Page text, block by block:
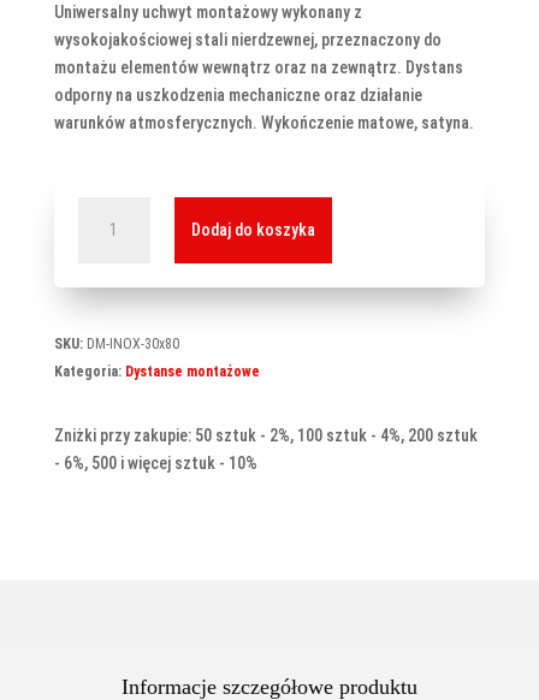
Uniwersalny uchwyt montażowy wykonany z
wysokojakościowej stali nierdzewnej, przeznaczony do
montażu elementów wewnątrz oraz na zewnątrz. Dystans
odporny na uszkodzenia mechaniczne oraz działanie
warunków atmosferycznych. Wykończenie matowe, satyna.
Dystans
30x80
Dodaj do koszyka
SKU: DM-INOX-30x80
Kategoria: Dystanse montażowe
Zniżki przy zakupie: 50 sztuk - 2%, 100 sztuk - 4%, 200 sztuk
- 6%, 500 i więcej sztuk - 10%
Informacje szczegółowe produktu